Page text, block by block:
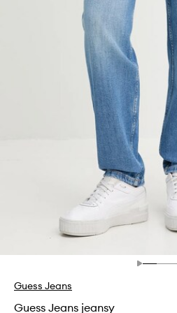
Guess Jeans
Guess Jeans jeansy